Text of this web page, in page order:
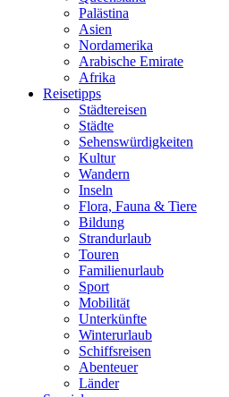
Palästina
Asien
Nordamerika
Arabische Emirate
Afrika
Reisetipps
Städtereisen
Städte
Sehenswürdigkeiten
Kultur
Wandern
Inseln
Flora, Fauna & Tiere
Bildung
Strandurlaub
Touren
Familienurlaub
Sport
Mobilität
Unterkünfte
Winterurlaub
Schiffsreisen
Abenteuer
Länder